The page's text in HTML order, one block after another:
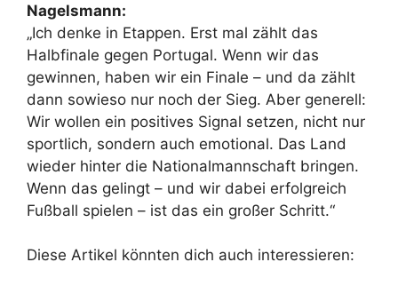
Nagelsmann:
„Ich denke in Etappen. Erst mal zählt das
Halbfinale gegen Portugal. Wenn wir das
gewinnen, haben wir ein Finale – und da zählt
dann sowieso nur noch der Sieg. Aber generell:
Wir wollen ein positives Signal setzen, nicht nur
sportlich, sondern auch emotional. Das Land
wieder hinter die Nationalmannschaft bringen.
Wenn das gelingt – und wir dabei erfolgreich
Fußball spielen – ist das ein großer Schritt.“
Diese Artikel könnten dich auch interessieren: